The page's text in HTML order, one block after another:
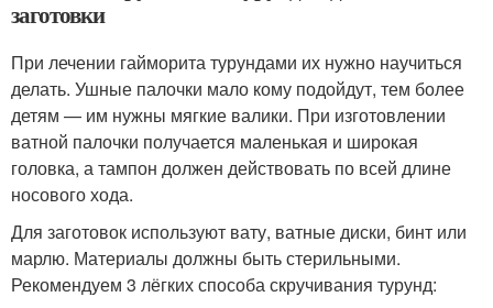
заготовки
При лечении гайморита турундами их нужно научиться
делать. Ушные палочки мало кому подойдут, тем более
детям — им нужны мягкие валики. При изготовлении
ватной палочки получается маленькая и широкая
головка, а тампон должен действовать по всей длине
носового хода.
Для заготовок используют вату, ватные диски, бинт или
марлю. Материалы должны быть стерильными.
Рекомендуем 3 лёгких способа скручивания турунд: